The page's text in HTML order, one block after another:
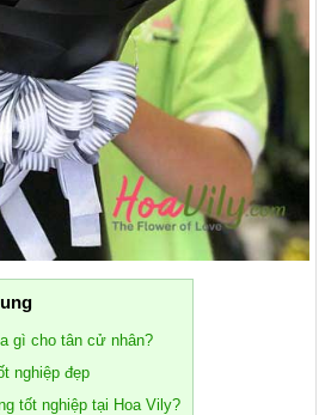
gì cho tân cử nhân?
nghiệp đẹp
tốt nghiệp tại Hoa Vily?